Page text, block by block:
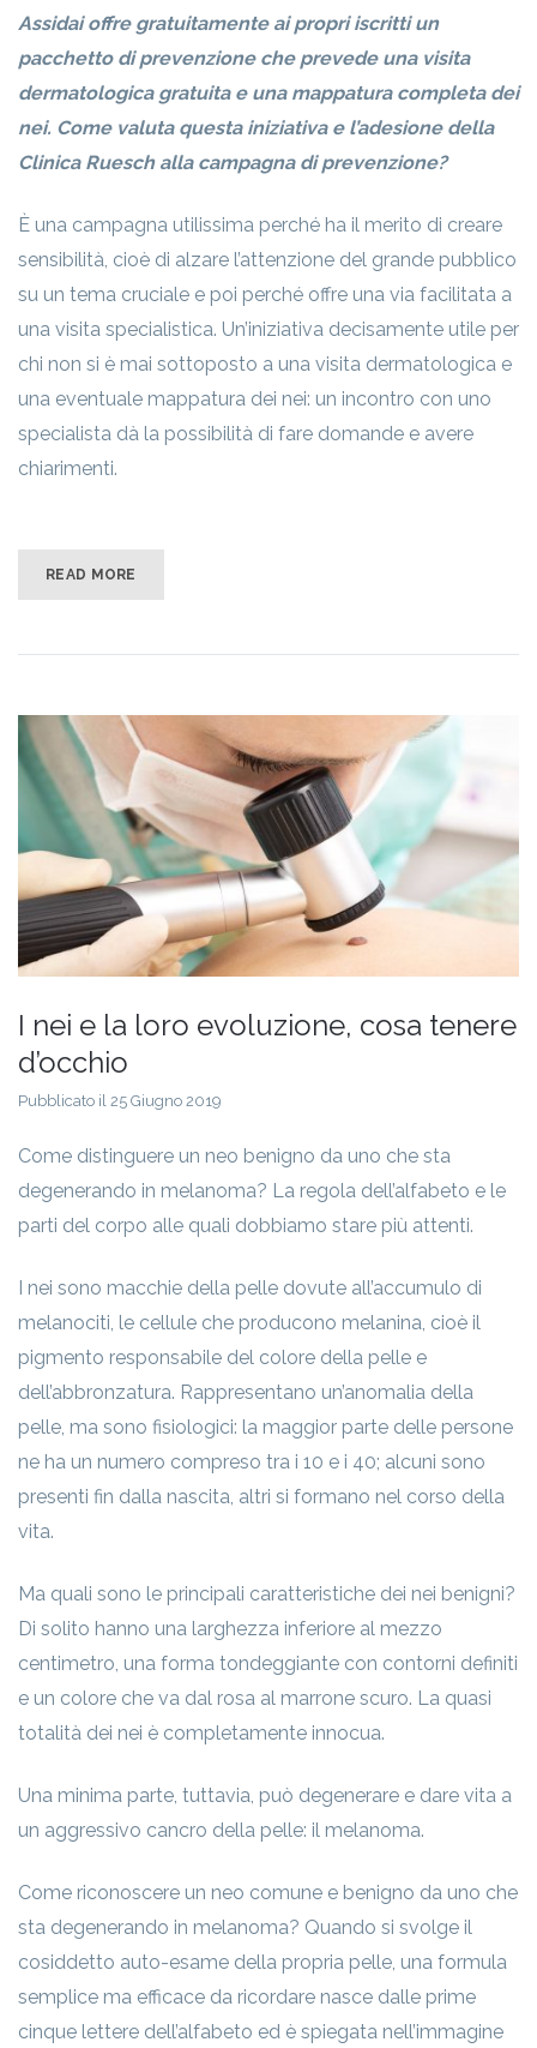
Assidai offre gratuitamente ai propri iscritti un
pacchetto di prevenzione che prevede una visita
dermatologica gratuita e una mappatura completa dei
nei. Come valuta questa iniziativa e l’adesione della
Clinica Ruesch alla campagna di prevenzione?
È una campagna utilissima perché ha il merito di creare
sensibilità, cioè di alzare l’attenzione del grande pubblico
su un tema cruciale e poi perché offre una via facilitata a
una visita specialistica. Un’iniziativa decisamente utile per
chi non si è mai sottoposto a una visita dermatologica e
una eventuale mappatura dei nei: un incontro con uno
specialista dà la possibilità di fare domande e avere
chiarimenti.
READ MORE
I nei e la loro evoluzione, cosa tenere
d’occhio
Pubblicato il 25 Giugno 2019
Come distinguere un neo benigno da uno che sta
degenerando in melanoma? La regola dell’alfabeto e le
parti del corpo alle quali dobbiamo stare più attenti.
I nei sono macchie della pelle dovute all’accumulo di
melanociti, le cellule che producono melanina, cioè il
pigmento responsabile del colore della pelle e
dell’abbronzatura. Rappresentano un’anomalia della
pelle, ma sono fisiologici: la maggior parte delle persone
ne ha un numero compreso tra i 10 e i 40; alcuni sono
presenti fin dalla nascita, altri si formano nel corso della
vita.
Ma quali sono le principali caratteristiche dei nei benigni?
Di solito hanno una larghezza inferiore al mezzo
centimetro, una forma tondeggiante con contorni definiti
e un colore che va dal rosa al marrone scuro. La quasi
totalità dei nei è completamente innocua.
Una minima parte, tuttavia, può degenerare e dare vita a
un aggressivo cancro della pelle: il melanoma.
Come riconoscere un neo comune e benigno da uno che
sta degenerando in melanoma? Quando si svolge il
cosiddetto auto-esame della propria pelle, una formula
semplice ma efficace da ricordare nasce dalle prime
cinque lettere dell’alfabeto ed è spiegata nell’immagine